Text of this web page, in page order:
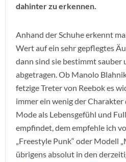
dahinter zu erkennen.
Anhand der Schuhe erkennt
Wert auf ein sehr gepflegtes
dann sind sie bestimmt sauber
abgetragen. Ob Manolo
fetzige Treter von Reebok es
immer ein wenig der Charakter
Mode als Lebensgefühl und
empfindet, dem empfehle ich
„Freestyle Punk“ oder Modell
übrigens absolut in den